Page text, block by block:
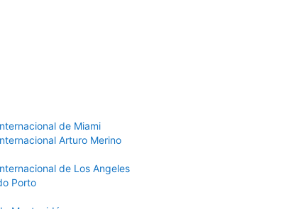
de Miami
Arturo Merino
de Los Angeles
Porto